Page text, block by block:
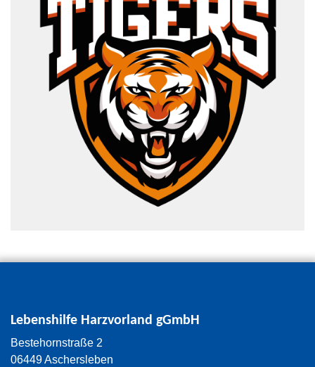
Lebenshilfe Harzvorland gGmbH
Bestehornstraße 2
06449 Aschersleben